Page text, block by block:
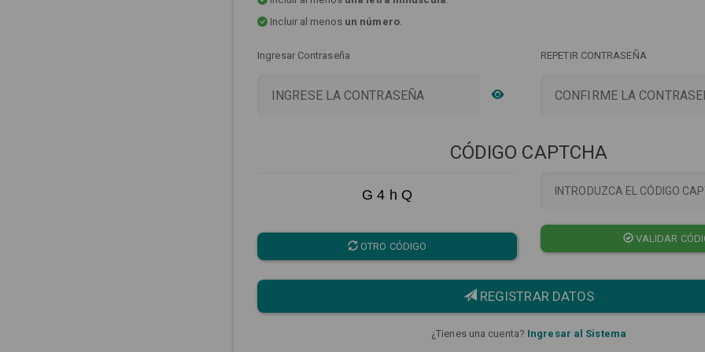
Incluir al menos un número.
Ingresar Contraseña REPETIR CONTRASEÑA
CÓDIGO CAPTCHA
G 4 h Q
OTRO CÓDIGO
VALIDAR
REGISTRAR DATOS
¿Tienes una cuenta? Ingresar al Sistema